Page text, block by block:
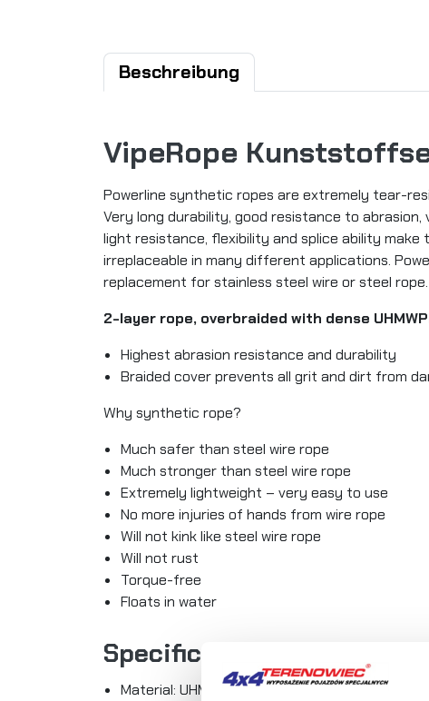
Beschreibung
VipeRope
Powerline synthetic ropes are extremely tear-
Very long durability, good resistance to abrasion,
light resistance, flexibility and splice ability make
irreplaceable in many different applications.
replacement for stainless steel wire or steel rope.
2-layer rope, overbraided with dense
Highest abrasion resistance and durability
Braided cover prevents all grit and dirt from
Why synthetic rope?
Much safer than steel wire rope
Much stronger than steel wire rope
Extremely lightweight – very easy to use
No more injuries of hands from wire rope
Will not kink like steel wire rope
Will not rust
Torque-free
Floats in water
Specification
Material: UHMWPE SK75